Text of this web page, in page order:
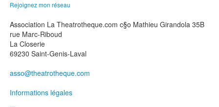
Rejoignez mon réseau
Association La Theatrotheque.com c§o Mathieu Girandola 35B
rue Marc-Riboud
La Closerie
69230 Saint-Genis-Laval
asso@theatrotheque.com
Informations légales